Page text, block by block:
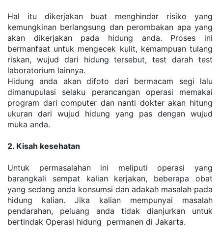
Hal itu dikerjakan buat menghindar risiko yang
kemungkinan berlangsung dan perombakan apa yang
akan dikerjakan pada hidung anda. Proses ini
bermanfaat untuk mengecek kulit, kemampuan tulang
riskan, wujud dari hidung tersebut, test darah test
laboratorium lainnya.
Hidung anda akan difoto dari bermacam segi lalu
dimanupulasi selaku perancangan operasi memakai
program dari computer dan nanti dokter akan hitung
ukuran dari wujud hidung yang pas dengan wujud
muka anda.
2. Kisah kesehatan
Untuk permasalahan ini meliputi operasi yang
barangkali sempat kalian kerjakan, beberapa obat
yang sedang anda konsumsi dan adakah masalah pada
hidung kalian. Jika kalian mempunyai masalah
pendarahan, peluang anda tidak dianjurkan untuk
bertindak Operasi hidung  permanen di Jakarta.